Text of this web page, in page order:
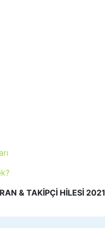
& TAKİPÇİ HİLESİ 2021